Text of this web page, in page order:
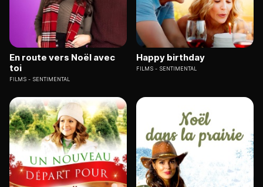
En route vers Noël avec
toi
FILMS SENTIMENTAL
Happy birthday
FILMS SENTIMENTAL